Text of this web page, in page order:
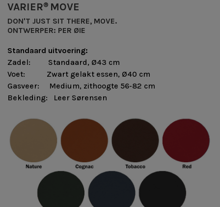
VARIER® MOVE
DON'T JUST SIT THERE, MOVE.
ONTWERPER: PER ØIE
Standaard uitvoering:
Zadel: Standaard, Ø43 cm
Voet: Zwart gelakt essen, Ø40 cm
Gasveer: Medium, zithoogte 56-82 cm
Bekleding: Leer Sørensen